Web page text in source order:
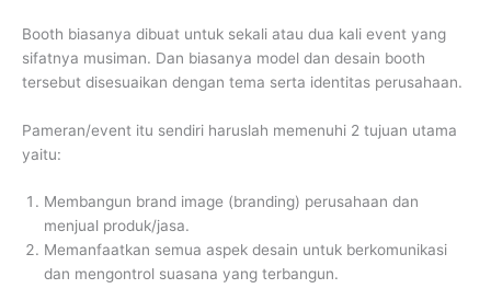
Booth biasanya dibuat untuk sekali atau dua kali event yang
sifatnya musiman. Dan biasanya model dan desain booth
tersebut disesuaikan dengan tema serta identitas perusahaan.
Pameran/event itu sendiri haruslah memenuhi 2 tujuan utama
yaitu:
Membangun brand image (branding) perusahaan dan
menjual produk/jasa.
Memanfaatkan semua aspek desain untuk berkomunikasi
dan mengontrol suasana yang terbangun.